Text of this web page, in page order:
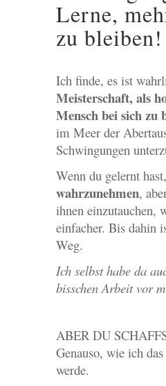
Lerne,
zu bleiben!
Ich finde, es ist
Meisterschaft, als
Mensch bei sich zu
im Meer der
Schwingungen
Wenn du gelernt
wahrzunehmen,
ihnen einzutauchen,
einfacher. Bis dahin
Weg.
Ich selbst habe da
bisschen Arbeit vor
ABER DU
Genauso, wie ich
werde.